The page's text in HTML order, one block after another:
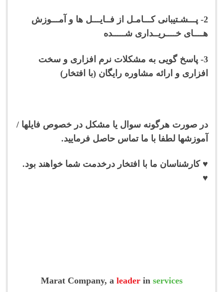
2- پـــشـتیبانی کـــامـل از فــایـــل ها و آمـــوزش
هــــای خــــریــداری شـــــده
3- پاسخ گویی به مشکلات نرم افزاری و سخت
افزاری و ارائه مشاوره رایگان (با افتخار)
در صورت هرگونه سوال یا مشکل در خصوص فایلها /
آموزشها لطفا با ما تماس حاصل فرمایید.
♥ کارشناسان ما با افتخار درخدمت شما خواهند بود.
♥
Marat Company, a leaderin services